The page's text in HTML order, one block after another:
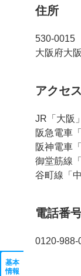
基本
情報
住所
530-0015
大阪府大
アクセス
JR「大阪
阪急電車
阪神電車
御堂筋線
谷町線「
電話番
0120-988-